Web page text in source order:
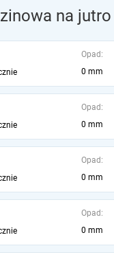
na jutro
Opad:
0 mm
Opad:
0 mm
Opad:
0 mm
Opad:
0 mm